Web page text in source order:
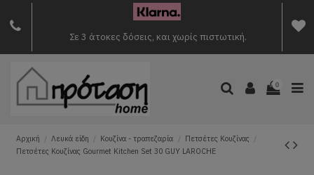
Σε 3 άτοκες δόσεις, και χωρίς πιστωτική.
0
Αρχική Λευκά είδη Κουζίνα - τραπεζαρία
Πετσέτες Κουζίνας
Πετσέτες Κουζίνας Gourmet Kitchen Set 30 GUY LAROCHE